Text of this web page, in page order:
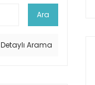
Ara
Detaylı Arama